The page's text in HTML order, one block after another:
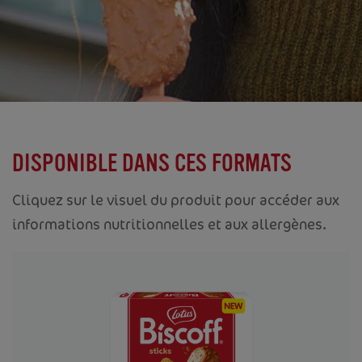
DISPONIBLE DANS CES FORMATS
Cliquez sur le visuel du produit pour accéder aux
informations nutritionnelles et aux allergènes.